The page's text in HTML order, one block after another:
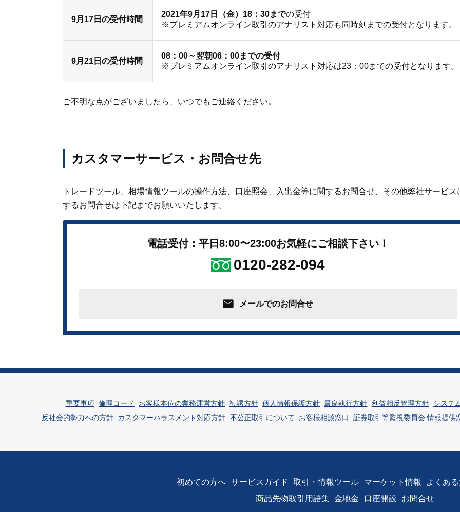
9月17日の受付時間
2021年9月17日（金）18：30までの受付
※プレミアムオンライン取引のアナリスト対応も同時刻までの受付となります。
9月21日の受付時間
08：00～翌朝06：00までの受付
※プレミアムオンライン取引のアナリスト対応は23：00までの受付となります。
ご不明な点がございましたら、いつでもご連絡ください。
カスタマーサービス・お問合せ先
トレードツール、相場情報ツールの操作方法、口座照会、入出金等に関するお問合せ、その他弊社サービス
するお問合せは下記までお願いいたします。
電話受付：平日8:00〜23:00お気軽にご相談下さい！
0120-282-094
メールでのお問合せ
重要事項 倫理コード お客様本位の業務運営方針 勧誘方針 個人情報保護方針 最良執行方針 利益相反管理方針 システ
反社会的勢力への方針 カスタマーハラスメント対応方針 不公正取引について お客様相談窓口 証券取引等監視委員会 情報提供
初めての方へ サービスガイド 取引・情報ツール マーケット情報
よくあ
商品先物取引用語集 金地金 口座開設 お問合せ